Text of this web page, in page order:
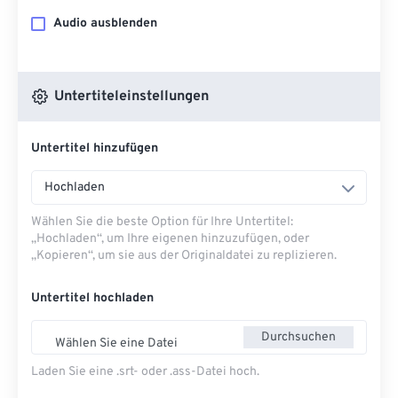
Audio ausblenden
Untertiteleinstellungen
Untertitel hinzufügen
Hochladen
Wählen Sie die beste Option für Ihre Untertitel:
„Hochladen“, um Ihre eigenen hinzuzufügen, oder
„Kopieren“, um sie aus der Originaldatei zu replizieren.
Untertitel hochladen
Wählen Sie eine Datei Durchsuchen
Laden Sie eine .srt- oder .ass-Datei hoch.